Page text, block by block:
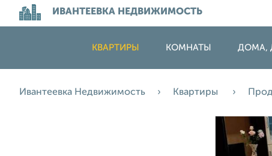
ИВАНТЕЕВКА НЕДВИЖИМОСТЬ
КВАРТИРЫ КОМНАТЫ ДОМА,
Ивантеевка Недвижимость Квартиры